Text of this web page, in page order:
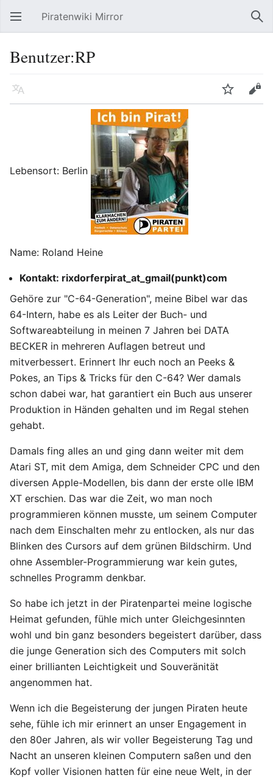
Hauptmenü öffnen Piratenwiki Mirror
Benutzer:RP
Sprache Beobachten Bearbeiten
Lebensort: Berlin
Name: Roland Heine
Kontakt: rixdorferpirat_at_gmail(punkt)com
Gehöre zur "C-64-Generation", meine Bibel war das
64-Intern, habe es als Leiter der Buch- und
Softwareabteilung in meinen 7 Jahren bei DATA
BECKER in mehreren Auflagen betreut und
mitverbessert. Erinnert Ihr euch noch an Peeks &
Pokes, an Tips & Tricks für den C-64? Wer damals
schon dabei war, hat garantiert ein Buch aus unserer
Produktion in Händen gehalten und im Regal stehen
gehabt.
Damals fing alles an und ging dann weiter mit dem
Atari ST, mit dem Amiga, dem Schneider CPC und den
diversen Apple-Modellen, bis dann der erste olle IBM
XT erschien. Das war die Zeit, wo man noch
programmieren können musste, um seinem Computer
nach dem Einschalten mehr zu entlocken, als nur das
Blinken des Cursors auf dem grünen Bildschirm. Und
ohne Assembler-Programmierung war kein gutes,
schnelles Programm denkbar.
So habe ich jetzt in der Piratenpartei meine logische
Heimat gefunden, fühle mich unter Gleichgesinnten
wohl und bin ganz besonders begeistert darüber, dass
die junge Generation sich des Computers mit solch
einer brillianten Leichtigkeit und Souveränität
angenommen hat.
Wenn ich die Begeisterung der jungen Piraten heute
sehe, fühle ich mir erinnert an unser Engagement in
den 80er Jahren, als wir voller Begeisterung Tag und
Nacht an unseren kleinen Computern saßen und den
Kopf voller Visionen hatten für eine neue Welt, in der